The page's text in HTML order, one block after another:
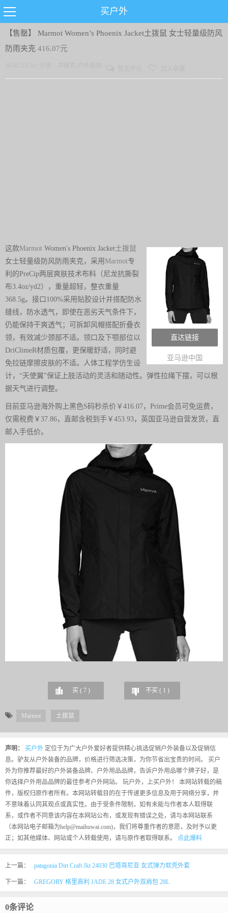
买户外
【售罄】 Marmot Women’s Phoenix Jacket土拨鼠 女士轻量级防风
防雨夹克 416.07元
直达链接
亚马逊中国
这款 Marmot Women's Phoenix Jacket土拨鼠
女士轻量级防风防雨夹克，采用 Marmot专
利的PreCip两层爽肤技术布料（尼龙抗撕裂
布3.4oz/yd2），重量超轻，整衣重量
368.5g。接口100%采用贴胶设计并搭配防水
缝线，防水透气，即使在恶劣天气条件下，
仍能保持干爽透气；可拆卸风帽搭配折叠衣
领，有效减少颈部不适。领口及下颚部位以
DriClimeR材质包覆，更保暖舒适，同时避
免拉链摩擦皮肤的不适。人体工程学仿生设
计，“天使翼”保证上肢活动的灵活和随动性。弹性拉绳下摆，可以根
据天气进行调整。
目前亚马逊海外购上黑色S码秒杀价￥416.07，Prime会员可免运费，
仅需税费￥37.86，直邮含税到手￥453.93，英国亚马逊自营发货，直
邮入手低价。
买 ( 7) 不买 ( 1 )
Marmot 土拨鼠
声明： 买户外 定位于为广大户外爱好者提供精心挑选促销户外装备以及促销信
息。驴友从户外装备的品牌，价格进行筛选决策，为你节省出宝贵的时间。 买户
外为你推荐最好的户外装备品牌、户外用品品牌，告诉户外用品哪个牌子好，是
你选择户外用品品牌的最佳参考户外网站。 玩户外，上买户外！ 本网站转载的稿
件，版权归原作者所有。本网站转载目的在于传递更多信息及用于网络分享，并
不意味着认同其观点或真实性。由于受条件限制，如有未能与作者本人取得联
系，或作者不同意该内容在本网站公布，或发现有错误之处，请与本网站联系
（本网站电子邮箱为help@maihuwai.com)，我们将尊重作者的意愿，及时予以更
正；如其他媒体、网站或个人转载使用，请与原作者取得联系。 点此爆料
上一篇： patagonia Dirt Craft Jkt 24030 巴塔哥尼亚 女式弹力软壳外套
下一篇： GREGORY 格里高利 JADE 28 女式户外双肩包 28L
0条评论